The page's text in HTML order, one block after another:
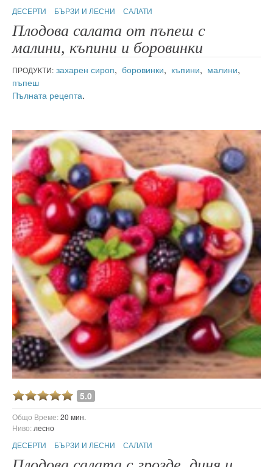
ДЕСЕРТИ
БЪРЗИ И ЛЕСНИ САЛАТИ
Плодова салата от пъпеш с
малини, къпини и боровинки
ПРОДУКТИ: захарен сироп, боровинки, къпини, малини,
пъпеш
Пълната рецепта.
5.0
Общо Време:20 мин.
Ниво: лесно
ДЕСЕРТИ
БЪРЗИ И ЛЕСНИ САЛАТИ